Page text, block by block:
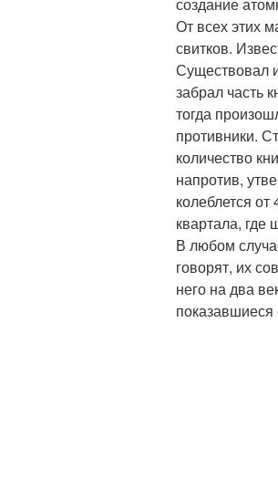
От всех этих
свитков.
Существовал
забрал часть
тогда
противники.
количество
напротив,
колеблется
квартала, где
В любом
говорят, их
него на два